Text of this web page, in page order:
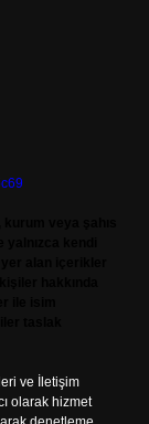
ve İletişim
olarak hizmet